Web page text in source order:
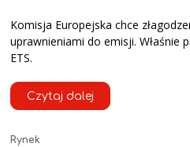
Komisja Europejska chce
uprawnieniami do emisji. Właśnie
ETS.
Czytaj dalej
Rynek